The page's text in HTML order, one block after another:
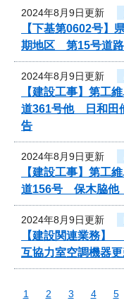
2024年8月9日更新
【下基第0602号
期地区 第15号道路
2024年8月9日更新
【建設工事】第
道361号他 日和田
告
2024年8月9日更新
【建設工事】第
道156号 保木脇他
2024年8月9日更新
【建設関連業務】
互協力室空調機器
1 2 3 4 5